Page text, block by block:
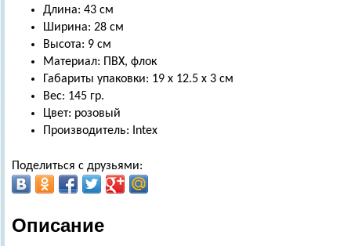
Длина: 43 см
Ширина: 28 см
Высота: 9 см
Материал: ПВХ, флок
Габариты упаковки: 19 х 12.5 х 3 см
Вес: 145 гр.
Цвет: розовый
Производитель: Intex
Поделиться с друзьями:
Описание